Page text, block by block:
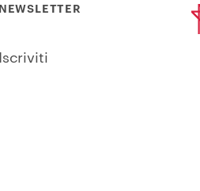
NEWSLETTER
Iscriviti